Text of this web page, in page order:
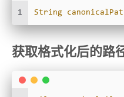
1 String
获取格式化后的路